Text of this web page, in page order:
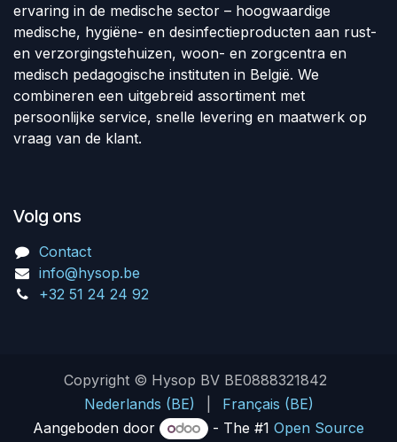
ervaring in de medische sector – hoogwaardige
medische, hygiëne- en desinfectieproducten aan rust-
en verzorgingstehuizen, woon- en zorgcentra en
medisch pedagogische instituten in België. We
combineren een uitgebreid assortiment met
persoonlijke service, snelle levering en maatwerk op
vraag van de klant.
Volg ons
Contact
info@hysop.be
+32 51 24 24 92
Copyright © Hysop BV BE0888321842
Nederlands (BE)
Français (BE)
Aangeboden door
- The #1 Open Source